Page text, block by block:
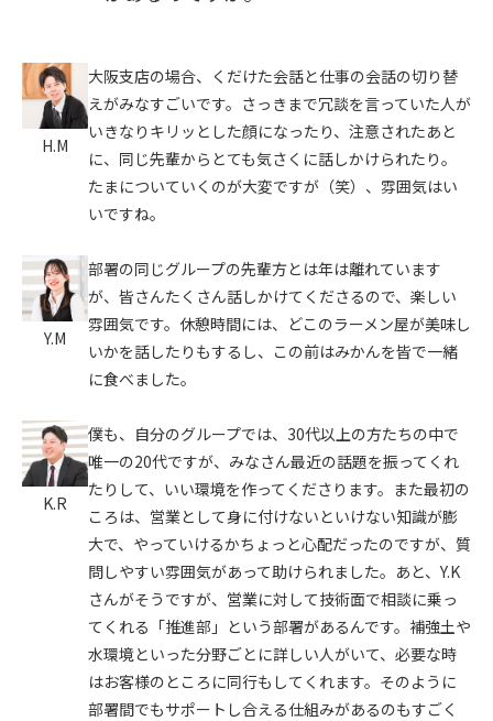
H.M
大阪支店の場合、くだけた会話と仕事の会話の切り替
えがみなすごいです。さっきまで冗談を言っていた人が
いきなりキリッとした顔になったり、注意されたあと
に、同じ先輩からとても気さくに話しかけられたり。
たまについていくのが大変ですが（笑）、雰囲気はい
いですね。
Y.M
部署の同じグループの先輩方とは年は離れています
が、皆さんたくさん話しかけてくださるので、楽しい
雰囲気です。休憩時間には、どこのラーメン屋が美味し
いかを話したりもするし、この前はみかんを皆で一緒
に食べました。
K.R
僕も、自分のグループでは、30代以上の方たちの中で
唯一の20代ですが、みなさん最近の話題を振ってくれ
たりして、いい環境を作ってくださります。また最初の
ころは、営業として身に付けないといけない知識が膨
大で、やっていけるかちょっと心配だったのですが、質
問しやすい雰囲気があって助けられました。あと、Y.K
さんがそうですが、営業に対して技術面で相談に乗っ
てくれる「推進部」という部署があるんです。補強土や
水環境といった分野ごとに詳しい人がいて、必要な時
はお客様のところに同行もしてくれます。そのように
部署間でもサポートし合える仕組みがあるのもすごく